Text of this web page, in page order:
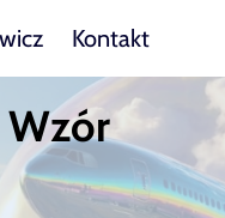
Kontakt
Wzór